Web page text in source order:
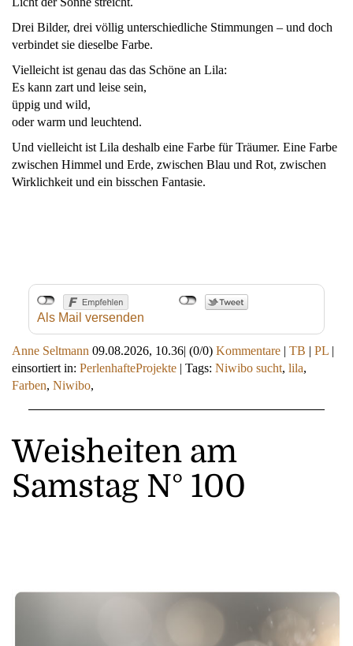
Drei Bilder, drei völlig unterschiedliche Stimmungen – und doch
verbindet sie dieselbe Farbe.
Vielleicht ist genau das das Schöne an Lila:
Es kann zart und leise sein,
üppig und wild,
oder warm und leuchtend.
Und vielleicht ist Lila deshalb eine Farbe für Träumer. Eine Farbe
zwischen Himmel und Erde, zwischen Blau und Rot, zwischen
Wirklichkeit und ein bisschen Fantasie.
Als Mail versenden
Anne Seltmann 09.08.2026, 10.36 (0/0) Kommentare TB PL
einsortiert in: PerlenhafteProjekte Tags: Niwibo sucht, lila,
Farben, Niwibo,
Weisheiten am
Samstag N° 100